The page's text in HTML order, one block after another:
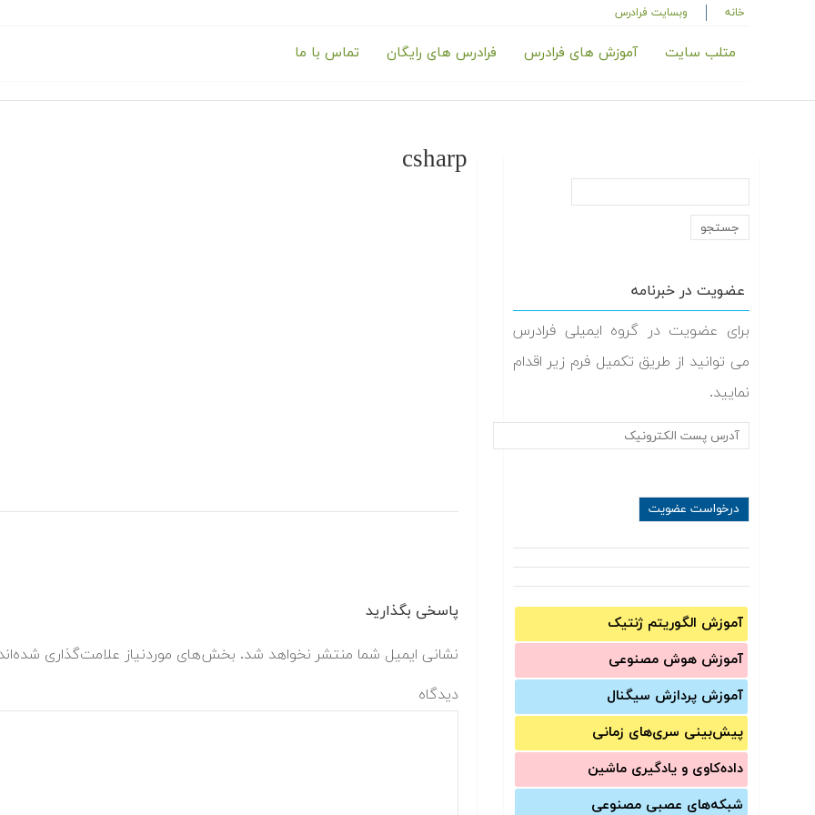
خانه وبسایت فرادرس
متلب سایت آموزش های فرادرس فرادرس های رایگان تماس با ما
عضویت در خبرنامه
برای عضویت در گروه ایمیلی فرادرس
می توانید از طریق تکمیل فرم زیر اقدام
نمایید.
آموزش الگوریتم ژنتیک
آموزش‌ هوش مصنوعی
آموزش‌ پردازش سیگنال
پیش‌‌بینی سری‌‌های زمانی
داده‌کاوی و یادگیری ماشین
شبکه‌های عصبی مصنوعی
csharp
پاسخی بگذارید
نشانی ایمیل شما منتشر نخواهد شد. بخش‌های موردنیاز علامت‌گذاری
دیدگاه